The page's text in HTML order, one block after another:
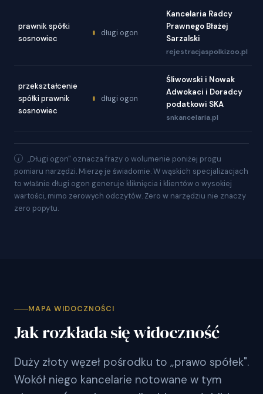
prawnik spółki
sosnowiec
długi ogon
Kancelaria Radcy
Prawnego Błażej
Sarzalski
rejestracjaspolkizoo.pl
przekształcenie
spółki prawnik
sosnowiec
długi ogon
Śliwowski i Nowak
Adwokaci i Doradcy
podatkowi SKA
snkancelaria.pl
„Długi ogon" oznacza frazy o wolumenie poniżej progu
pomiaru narzędzi. Mierzę je świadomie. W wąskich specjalizacjach
to właśnie długi ogon generuje kliknięcia i klientów o wysokiej
wartości, mimo zerowych odczytów. Zero w narzędziu nie znaczy
zero popytu.
MAPA WIDOCZNOŚCI
Jak rozkłada się widoczność
Duży złoty węzeł pośrodku to „prawo spółek".
Wokół niego kancelarie notowane w tym